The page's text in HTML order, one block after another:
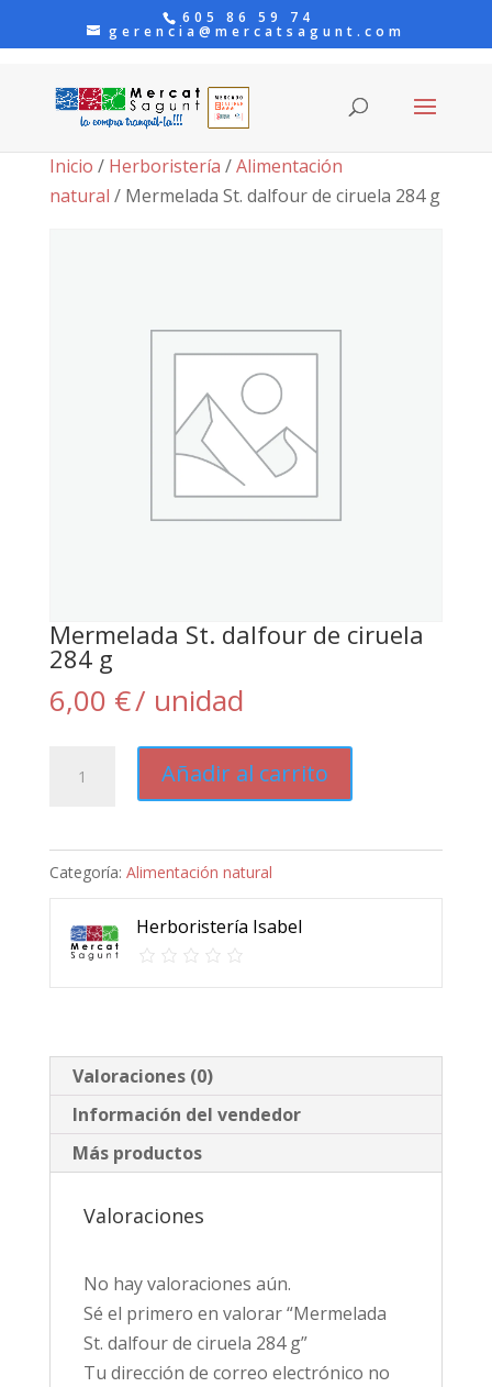
605 86 59 74
gerencia@mercatsagunt.com
Inicio / Herboristería /Alimentación
natural / Mermelada St. dalfour de ciruela 284 g
Mermelada St. dalfour de ciruela
284 g
6,00 €/ unidad
de
ciruela
cantidad
Añadir al carrito
Categoría: Alimentación natural
Herboristería Isabel
Valoraciones (0)
Información del vendedor
Más productos
Valoraciones
No hay valoraciones aún.
Sé el primero en valorar “Mermelada
St. dalfour de ciruela 284 g”
Tu dirección de correo electrónico no